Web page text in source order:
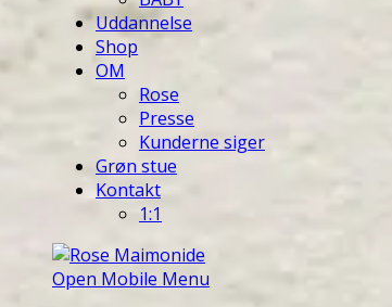
Uddannelse
Shop
OM
Rose
Presse
Kunderne siger
Grøn stue
Kontakt
1:1
Open Mobile Menu